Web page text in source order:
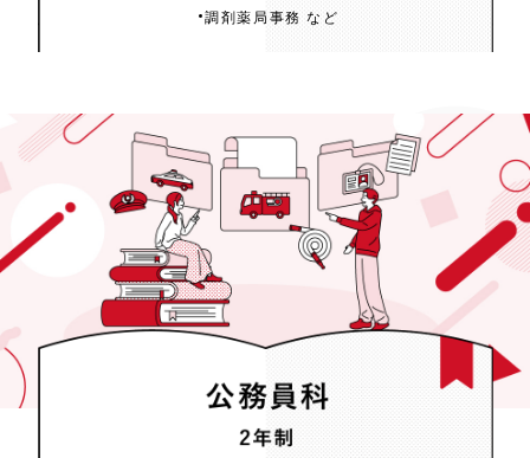
調剤薬局事務 など